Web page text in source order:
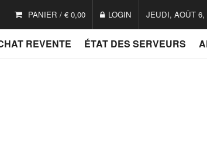
PANIER / € 0,00 LOGIN JEUDI, AOÛT 6,
REVENTE ÉTAT DES SERVEURS